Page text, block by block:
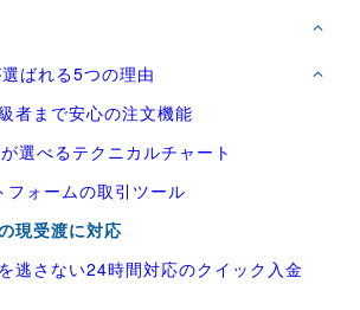
選ばれる5つの理由
者まで安心の注文機能
選べるテクニカルチャート
フォームの取引ツール
現受渡に対応
逃さない24時間対応のクイック入金